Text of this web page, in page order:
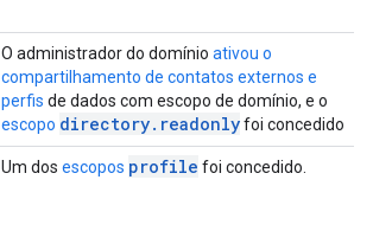
O administrador do domínio ativou o
compartilhamento de contatos externos e
perfis de dados com escopo de domínio, e o
escopo directory.readonlyfoi concedido
Um dos escopos profile foi concedido.